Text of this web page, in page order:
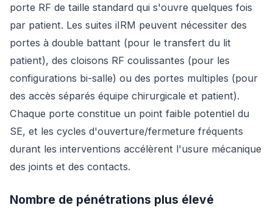
porte RF de taille standard qui s'ouvre quelques fois
par patient. Les suites iIRM peuvent nécessiter des
portes à double battant (pour le transfert du lit
patient), des cloisons RF coulissantes (pour les
configurations bi-salle) ou des portes multiples (pour
des accès séparés équipe chirurgicale et patient).
Chaque porte constitue un point faible potentiel du
SE, et les cycles d'ouverture/fermeture fréquents
durant les interventions accélèrent l'usure mécanique
des joints et des contacts.
Nombre de pénétrations plus élevé